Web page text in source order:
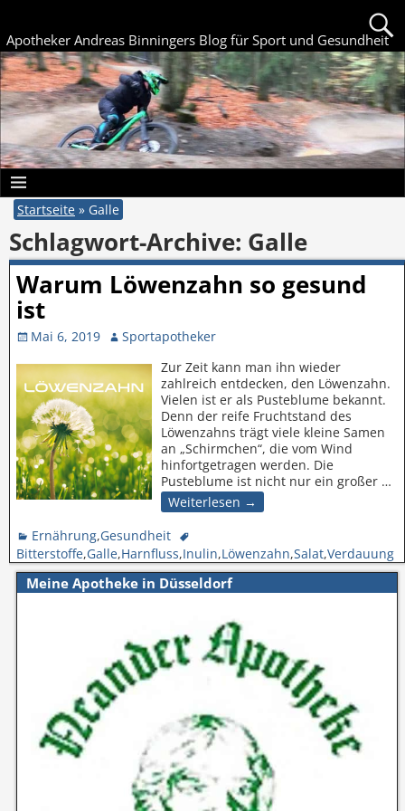
Apotheker Andreas Binningers Blog für Sport und Gesundheit
Startseite » Galle
Schlagwort-Archive: Galle
Warum Löwenzahn so gesund
ist
Mai 6, 2019
Sportapotheker
Zur Zeit kann man ihn wieder
zahlreich entdecken, den Löwenzahn.
Vielen ist er als Pusteblume bekannt.
Denn der reife Fruchtstand des
Löwenzahns trägt viele kleine Samen
an „Schirmchen“, die vom Wind
hinfortgetragen werden. Die
Pusteblume ist nicht nur ein großer …
Weiterlesen →
Ernährung,Gesundheit
Bitterstoffe,Galle,Harnfluss,Inulin,Löwenzahn,Salat,Verdauung
Meine Apotheke in Düsseldorf